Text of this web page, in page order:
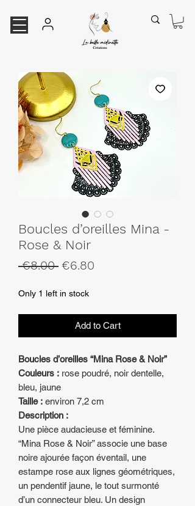
Boucles d’oreilles Mina -
Rose & Noir
€8.00 Regular
€6.80
Only 1 left in stock
Add to Cart
Boucles d’oreilles “Mina Rose & Noir”
Couleurs : rose poudré, noir dentelle,
bleu, jaune
Taille : environ 7,2 cm
Description :
Une pièce audacieuse et féminine.
“Mina Rose & Noir” associe une base
noire ajourée façon éventail, une
estampe rose aux lignes géométriques,
un pendentif jaune, le tout surmonté
d’un connecteur bleu. Un design